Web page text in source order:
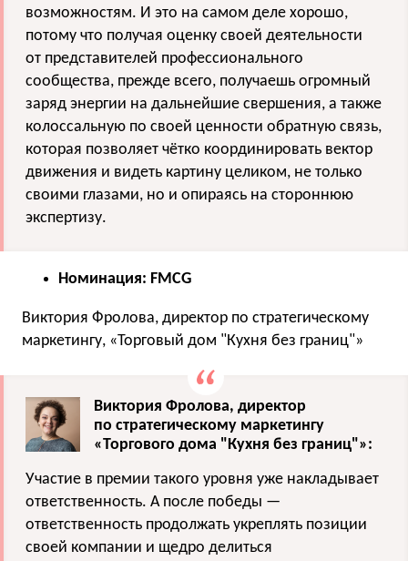
возможностям. И это на самом деле хорошо,
потому что получая оценку своей деятельности
от представителей профессионального
сообщества, прежде всего, получаешь огромный
заряд энергии на дальнейшие свершения, а также
колоссальную по своей ценности обратную связь,
которая позволяет чётко координировать вектор
движения и видеть картину целиком, не только
своими глазами, но и опираясь на стороннюю
экспертизу.
Номинация: FMCG
Виктория Фролова, директор по стратегическому
маркетингу, «Торговый дом "Кухня без границ"»
Виктория Фролова, директор
по стратегическому маркетингу
«Торгового дома "Кухня без границ"»:
Участие в премии такого уровня уже накладывает
ответственность. А после победы —
ответственность продолжать укреплять позиции
своей компании и щедро делиться